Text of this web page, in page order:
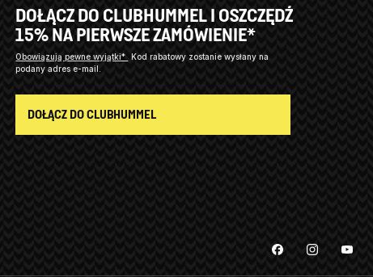
DOŁĄCZ DO CLUBHUMMEL I OSZCZĘDŹ
15% NA PIERWSZE ZAMÓWIENIE*
Obowiązują pewne wyjątki* Kod rabatowy zostanie wysłany na
podany adres e-mail.
DOŁĄCZ DO CLUBHUMMEL